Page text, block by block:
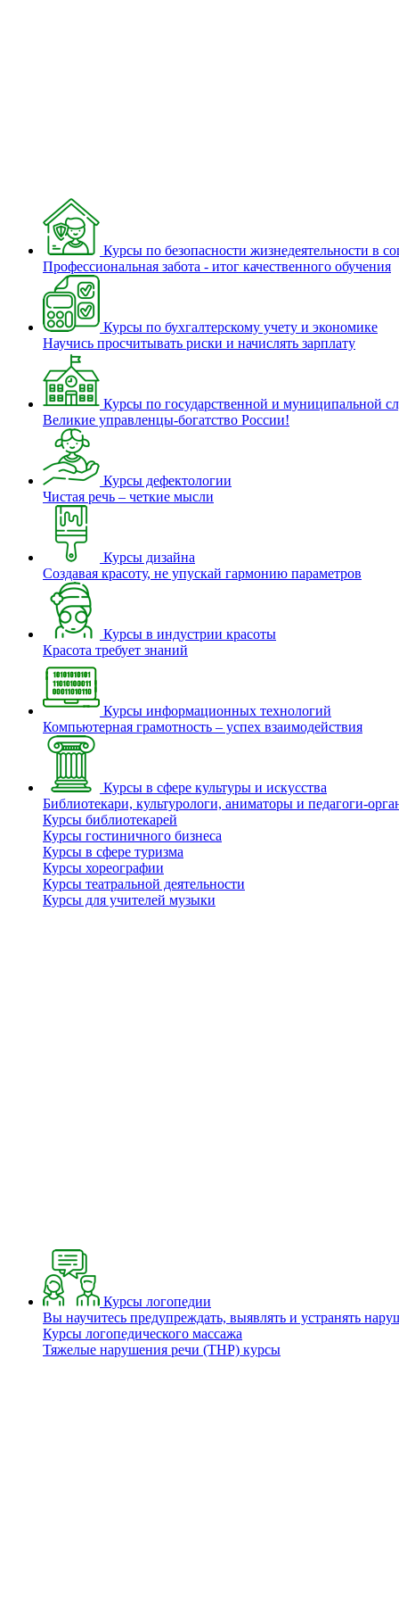
Курсы по безопасности жизнедеятельности в
Профессиональная забота - итог качественного обучения
Курсы по бухгалтерскому учету и экономике
Научись просчитывать риски и начислять зарплату
Курсы по государственной и муниципальной
Великие управленцы-богатство России!
Курсы дефектологии
Чистая речь – четкие мысли
Курсы дизайна
Создавая красоту, не упускай гармонию параметров
Курсы в индустрии красоты
Красота требует знаний
Курсы информационных технологий
Компьютерная грамотность – успех взаимодействия
Курсы в сфере культуры и искусства
Библиотекари, культурологи, аниматоры и педагоги-
Курсы библиотекарей
Курсы гостиничного бизнеса
Курсы в сфере туризма
Курсы хореографии
Курсы театральной деятельности
Курсы для учителей музыки
Курсы логопедии
Вы научитесь предупреждать, выявлять и устранять
Курсы логопедического массажа
Тяжелые нарушения речи (ТНР) курсы